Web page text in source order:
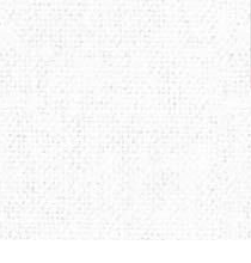
TEVA
TRIBE
URBIK